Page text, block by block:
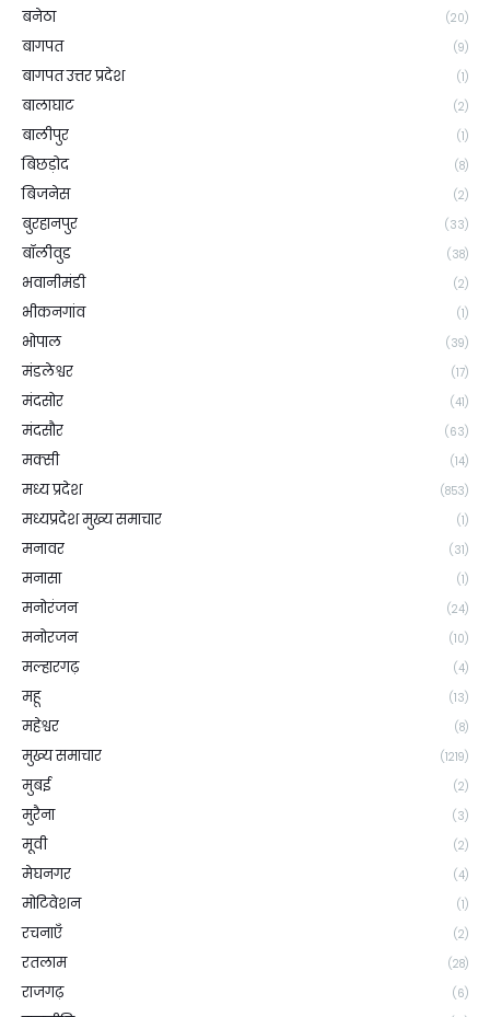
बनेठा (20)
बागपत (9)
बागपत उत्तर प्रदेश (1)
बालाघाट (2)
बालीपुर (1)
बिछड़ोद (8)
बिजनेस (2)
बुरहानपुर (33)
बॉलीवुड (38)
भवानीमंडी (2)
भीकनगांव (1)
भोपाल (39)
मंडलेश्वर (17)
मंदसोर (41)
मंदसौर (63)
मक्सी (14)
मध्य प्रदेश (853)
मध्यप्रदेश मुख्य समाचार (1)
मनावर (31)
मनासा (1)
मनोरंजन (24)
मनोरजन (10)
मल्हारगढ़ (4)
महू (13)
महेश्वर (8)
मुख्य समाचार (1219)
मुबई (2)
मुरैना (3)
मूवी (2)
मेघनगर (4)
मोटिवेशन (1)
रचनाएँ (2)
रतलाम (28)
राजगढ़ (6)